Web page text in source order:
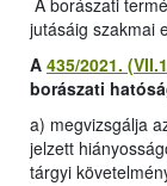
A borászati
jutásáig szakmai
A 435/2021.
borászati
a) megvizsgálja
jelzett
tárgyi